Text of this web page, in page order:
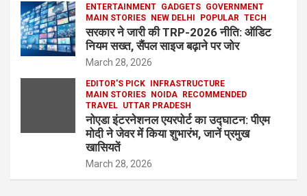
ENTERTAINMENT GADGETS GOVERNMENT
MAIN STORIES
NEW DELHI POPULAR TECH
सरकार ने जारी की TRP-2026 नीति: ऑडिट
नियम सख्त, सैंपल साइज बढ़ाने पर जोर
March 28, 2026
EDITOR'S PICK
INFRASTRUCTURE
MAIN STORIES
NOIDA
RECOMMENDED
TRAVEL UTTAR PRADESH
नोएडा इंटरनेशनल एयरपोर्ट का उद्घाटन: पीएम
मोदी ने जेवर में किया शुभारंभ, जानें प्रमुख
खासियतें
March 28, 2026